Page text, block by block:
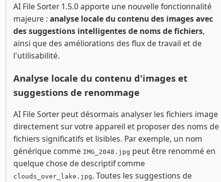
AI File Sorter 1.5.0 apporte une nouvelle fonctionnalité
majeure : analyse locale du contenu des images avec
des suggestions intelligentes de noms de fichiers,
ainsi que des améliorations des flux de travail et de
l'utilisabilité.
Analyse locale du contenu d'images et
suggestions de renommage
AI File Sorter peut désormais analyser les fichiers image
directement sur votre appareil et proposer des noms de
fichiers significatifs et lisibles. Par exemple, un nom
générique comme IMG_2048.jpg peut être renommé en
quelque chose de descriptif comme
clouds_over_lake.jpg. Toutes les suggestions de